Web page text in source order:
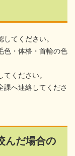
てください。
色・体格・首輪の色
ください。
課へ連絡してくださ
んだ場合の